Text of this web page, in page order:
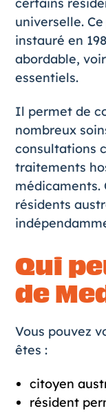
universelle.
instauré en
abordable,
essentiels.
Il permet de
nombreux
consultations
traitements
médicaments.
résidents
Qui
de
Vous pouvez
êtes :
citoyen
résident